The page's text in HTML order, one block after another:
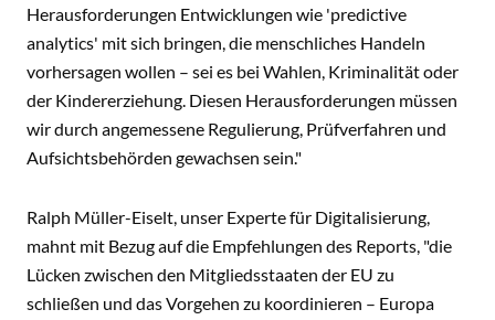
Herausforderungen Entwicklungen wie 'predictive
analytics' mit sich bringen, die menschliches Handeln
vorhersagen wollen – sei es bei Wahlen, Kriminalität oder
der Kindererziehung. Diesen Herausforderungen müssen
wir durch angemessene Regulierung, Prüfverfahren und
Aufsichtsbehörden gewachsen sein."
Ralph Müller-Eiselt, unser Experte für Digitalisierung,
mahnt mit Bezug auf die Empfehlungen des Reports, "die
Lücken zwischen den Mitgliedsstaaten der EU zu
schließen und das Vorgehen zu koordinieren – Europa